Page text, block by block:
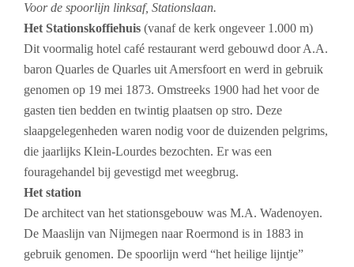
Voor de spoorlijn linksaf, Stationslaan.
Het Stationskoffiehuis (vanaf de kerk ongeveer 1.000 m)
Dit voormalig hotel café restaurant werd gebouwd door A.A.
baron Quarles de Quarles uit Amersfoort en werd in gebruik
genomen op 19 mei 1873. Omstreeks 1900 had het voor de
gasten tien bedden en twintig plaatsen op stro. Deze
slaapgelegenheden waren nodig voor de duizenden pelgrims,
die jaarlijks Klein-Lourdes bezochten. Er was een
fouragehandel bij gevestigd met weegbrug.
Het station
De architect van het stationsgebouw was M.A. Wadenoyen.
De Maaslijn van Nijmegen naar Roermond is in 1883 in
gebruik genomen. De spoorlijn werd “het heilige lijntje”